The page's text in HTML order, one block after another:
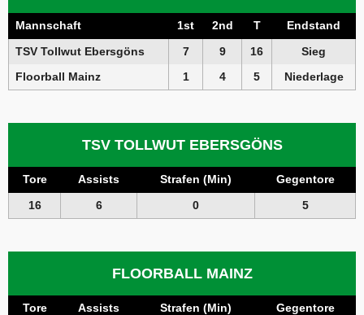
Mannschaft 1st 2nd T
Endstand
TSV Tollwut Ebersgöns
7 9 16
Sieg
Floorball Mainz
1 4 5 Niederlage
TSV TOLLWUT EBERSGÖNS
Tore Assists Strafen (Min)
Gegentore
16
6 0 5
FLOORBALL MAINZ
Tore Assists Strafen (Min)
Gegentore